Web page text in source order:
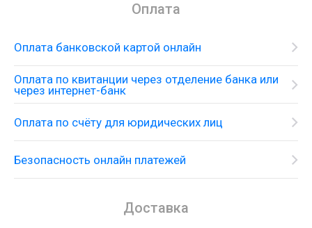
Оплата
Оплата банковской картой онлайн
Оплата по квитанции через отделение банка или
через интернет-банк
Оплата по счёту для юридических лиц
Безопасность онлайн платежей
Доставка